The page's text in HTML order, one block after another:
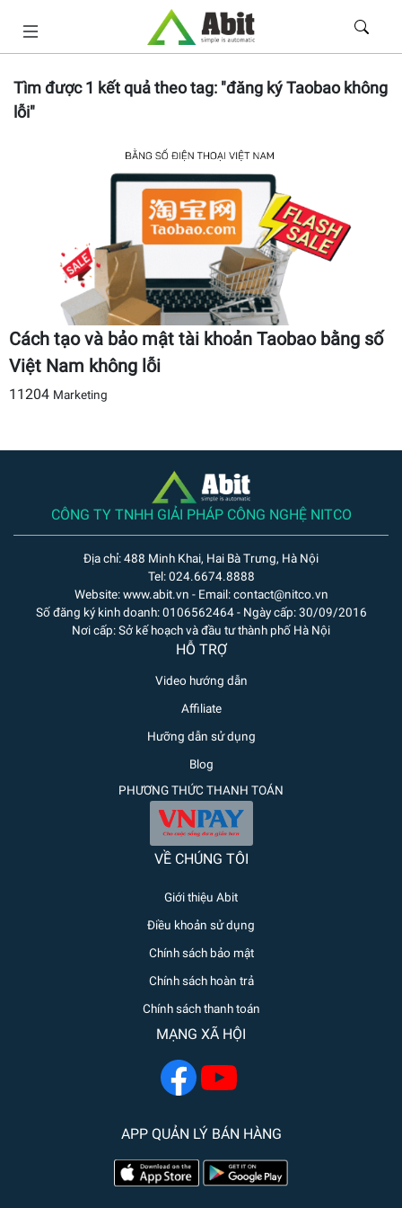
Tìm được1 kết quả theo tag: "đăng ký Taobao không
lỗi"
Cách tạo và bảo mật tài khoản Taobao bằng số
Việt Nam không lỗi
11204 Marketing
CÔNG TY TNHH GIẢI PHÁP CÔNG NGHỆ NITCO
Địa chỉ: 488 Minh Khai, Hai Bà Trưng, Hà Nội
Tel: 024.6674.8888
Website: www.abit.vn - Email: contact@nitco.vn
Số đăng ký kinh doanh: 0106562464 - Ngày cấp: 30/09/2016
Nơi cấp: Sở kế hoạch và đầu tư thành phố Hà Nội
HỖ TRỢ
Video hướng dẫn
Affiliate
Hưỡng dẫn sử dụng
Blog
PHƯƠNG THỨC THANH TOÁN
VỀ CHÚNG TÔI
Giới thiệu Abit
Điều khoản sử dụng
Chính sách bảo mật
Chính sách hoàn trả
Chính sách thanh toán
MẠNG XÃ HỘI
APP QUẢN LÝ BÁN HÀNG